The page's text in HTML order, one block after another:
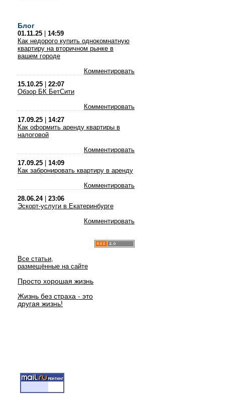
Блог
01.11.25
14:59
Как недорого купить однокомнатную
квартиру на вторичном рынке в
вашем городе
Комментировать
15.10.25
22:07
Обзор БК БетСити
Комментировать
17.09.25
14:27
Как оформить аренду квартиры в
налоговой
Комментировать
17.09.25
14:09
Как забронировать квартиру в аренду
Комментировать
28.06.24| 23:06
Эскорт-услуги в Екатеринбурге
Комментировать
Все статьи,
размещённые на сайте
Просто хорошая жизнь
Жизнь без страха - это
другая жизнь!